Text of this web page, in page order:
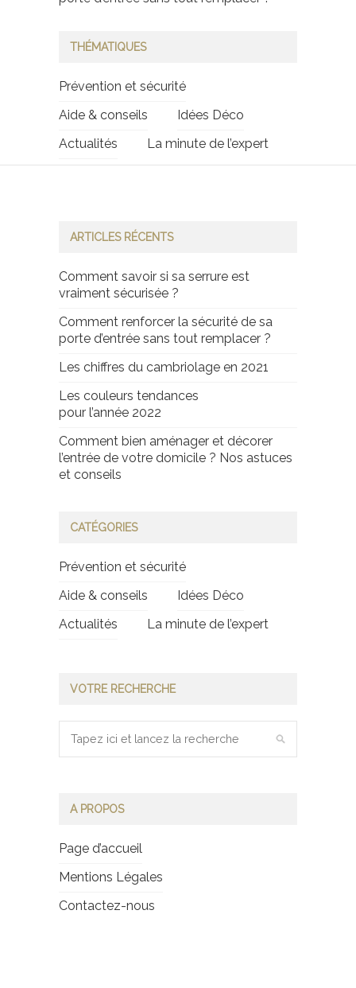
THÉMATIQUES
Prévention et sécurité
Aide & conseils
Idées Déco
Actualités
La minute de l’expert
ARTICLES RÉCENTS
Comment savoir si sa serrure est
vraiment sécurisée ?
Comment renforcer la sécurité de sa
porte d’entrée sans tout remplacer ?
Les chiffres du cambriolage en 2021
Les couleurs tendances
pour l’année 2022
Comment bien aménager et décorer
l’entrée de votre domicile ? Nos astuces
et conseils
CATÉGORIES
Prévention et sécurité
Aide & conseils
Idées Déco
Actualités
La minute de l’expert
VOTRE RECHERCHE
A PROPOS
Page d’accueil
Mentions Légales
Contactez-nous